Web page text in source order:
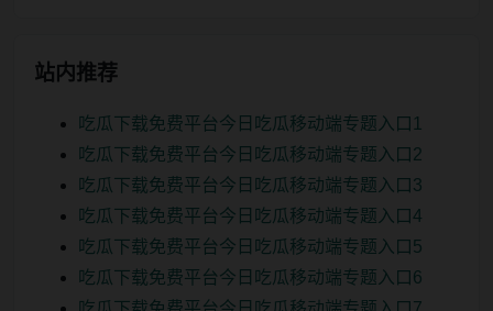
站内推荐
吃瓜下载免费平台今日吃瓜移动端专题入口1
吃瓜下载免费平台今日吃瓜移动端专题入口2
吃瓜下载免费平台今日吃瓜移动端专题入口3
吃瓜下载免费平台今日吃瓜移动端专题入口4
吃瓜下载免费平台今日吃瓜移动端专题入口5
吃瓜下载免费平台今日吃瓜移动端专题入口6